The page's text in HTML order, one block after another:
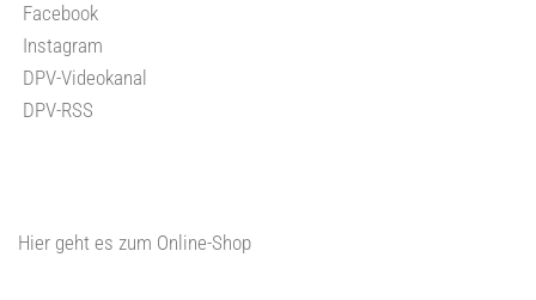
Facebook
Instagram
DPV-Videokanal
DPV-RSS
Hier geht es zum Online-Shop